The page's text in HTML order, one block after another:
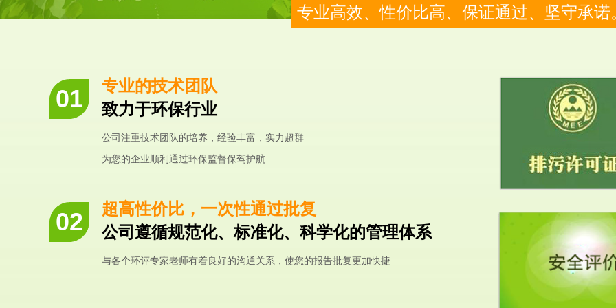
专业高效、性价比高、保证通过、坚守承诺
专业的技术团队
致力于环保行业
公司注重技术团队的培养，经验丰富，实力超群
为您的企业顺利通过环保监督保驾护航
超高性价比，一次性通过批复
公司遵循规范化、标准化、科学化的管理体系
与各个环评专家老师有着良好的沟通关系，使您的报告批复更加快捷